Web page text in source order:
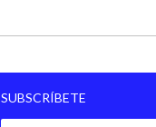
SUBSCRÍBETE